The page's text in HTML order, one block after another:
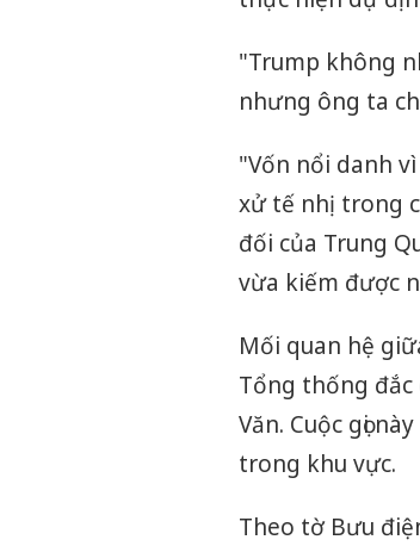
"Trump không
nhưng ông ta
"Vốn nổi danh
xử tế nhị trong
đối của Trung
vừa kiếm được
Mối quan hệ
Tổng thống đắc
Văn. Cuộc gọi
trong khu vực.
Theo tờ Bưu